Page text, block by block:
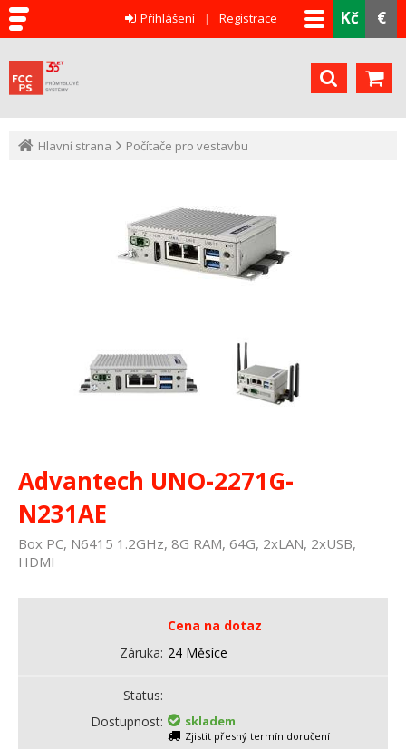
Kč €
Přihlášení Registrace
Hlavní strana Počítače pro vestavbu
Advantech UNO-2271G-
N231AE
Box PC, N6415 1.2GHz, 8G RAM, 64G, 2xLAN, 2xUSB,
HDMI
Cena na dotaz
Záruka 24 Měsíce
Status
Dostupnost
skladem
Zjistit přesný termín doručení